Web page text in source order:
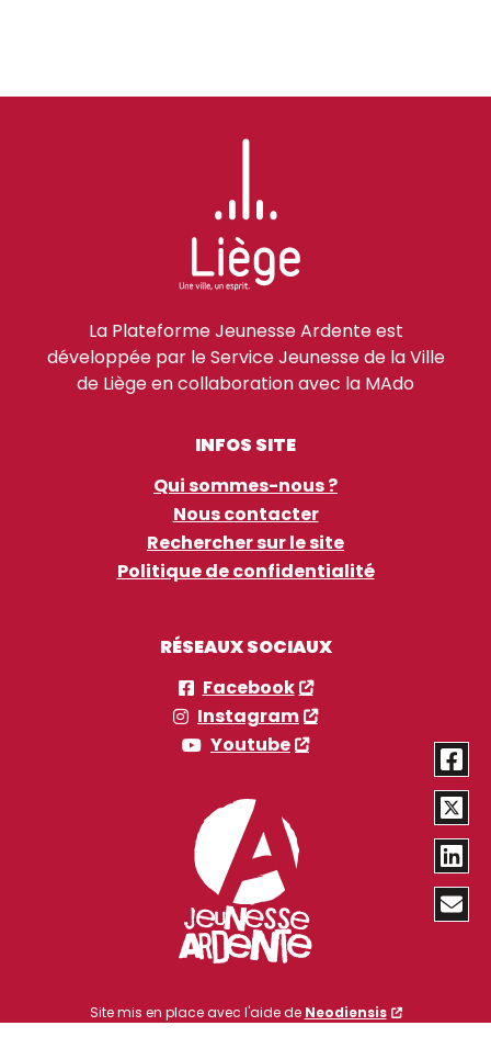
La Plateforme Jeunesse Ardente est
développée par le Service Jeunesse de la Ville
de Liège en collaboration avec la MAdo
INFOS SITE
Qui sommes-nous ?
Nous contacter
Rechercher sur le site
Politique de confidentialité
RÉSEAUX SOCIAUX
Facebook
Instagram
Youtube
Site mis en place avec l'aide de Neodiensis